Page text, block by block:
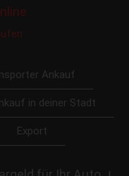
Ankauf
in deiner Stadt
Export